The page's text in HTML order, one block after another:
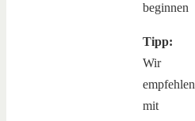
Tipp:
Wir
empfehlen
mit